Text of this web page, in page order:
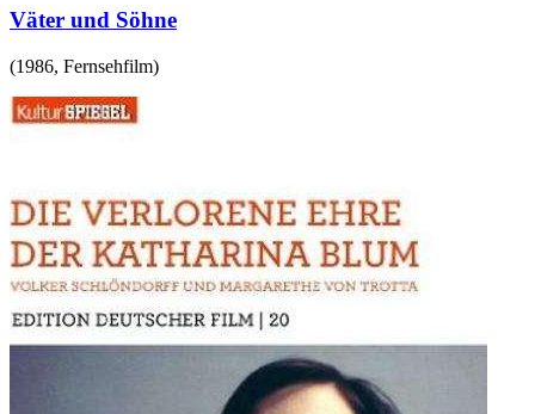
Väter und Söhne
(1986, Fernsehfilm)